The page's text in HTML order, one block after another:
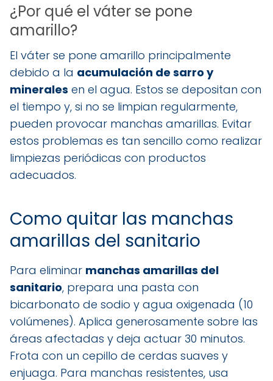
¿Por qué el váter se pone
amarillo?
El váter se pone amarillo principalmente
debido a la acumulación de sarro y
minerales en el agua. Estos se depositan con
el tiempo y, si no se limpian regularmente,
pueden provocar manchas amarillas. Evitar
estos problemas es tan sencillo como realizar
limpiezas periódicas con productos
adecuados.
Como quitar las manchas
amarillas del sanitario
Para eliminar manchas amarillas del
sanitario, prepara una pasta con
bicarbonato de sodio y agua oxigenada (10
volúmenes). Aplica generosamente sobre las
áreas afectadas y deja actuar 30 minutos.
Frota con un cepillo de cerdas suaves y
enjuaga. Para manchas resistentes, usa